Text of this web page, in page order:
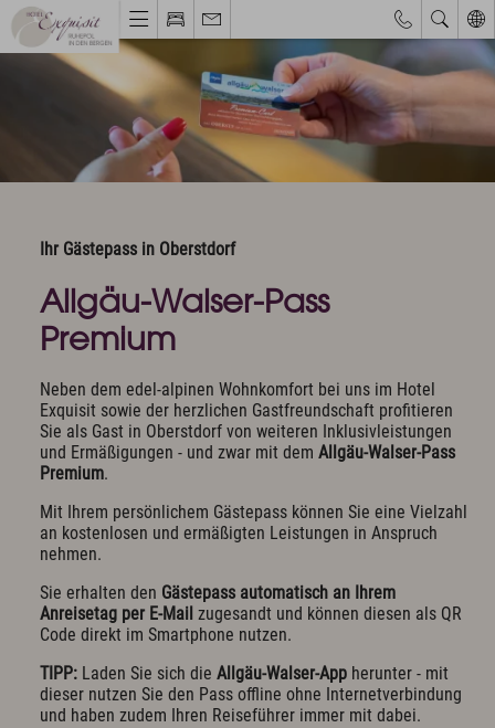
Webcams & Wetterbericht Eventkalender
Hotel & Ruhepol
Das Exquisit-Team
Bilder & Impressionen
Hotelbewertungen
Zimmer & Angebote
Bestpreisgarantie
Zimmer, Suiten & Preise
Exquisite Angebote
Inklusivleistungen
Allgäu Walser Pass Premium
Exquisit Business - Tagen & Feiern
Kulinarik & Genuss
Frühstück im Hotel
Mittag & mehr
Kulinarischer Abend
Bar & Weinkeller
Events
Feiern & Hochzeiten
Ihr Gästepass in Oberstdorf
Allgäu-Walser-Pass
Premium
Neben dem edel-alpinen Wohnkomfort bei uns im Hotel
Exquisit sowie der herzlichen Gastfreundschaft profitieren
Sie als Gast in Oberstdorf von weiteren Inklusivleistungen
und Ermäßigungen - und zwar mit dem Allgäu-Walser-Pass
Premium.
Mit Ihrem persönlichem Gästepass können Sie eine Vielzahl
an kostenlosen und ermäßigten Leistungen in Anspruch
nehmen.
Sie erhalten den Gästepass automatisch an Ihrem
Anreisetag per E-Mail zugesandt und können diesen als QR
Code direkt im Smartphone nutzen.
TIPP: Laden Sie sich die Allgäu-Walser-App herunter - mit
dieser nutzen Sie den Pass offline ohne Internetverbindung
und haben zudem Ihren Reiseführer immer mit dabei.